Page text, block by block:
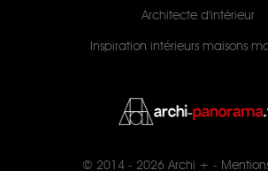
Architecte d'intérieur
Inspiration intérieurs maisons
© 2014 - 2026 Archi + -